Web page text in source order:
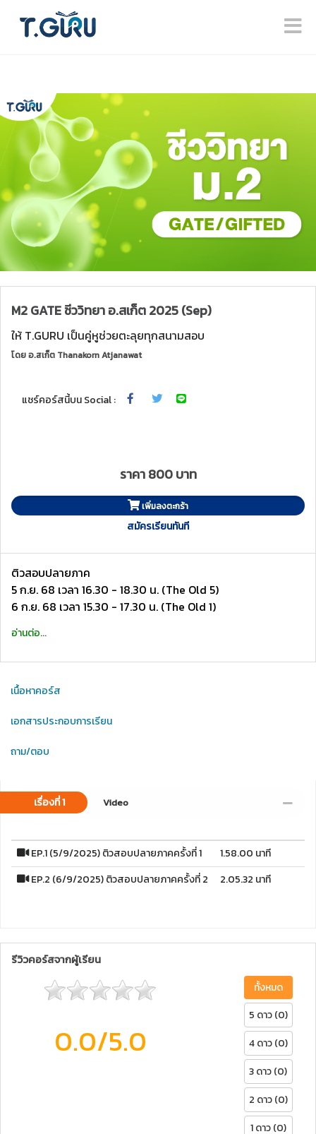
M2 GATE ชีววิทยา อ.สเก็ต 2025 (Sep)
ให้ T.GURU เป็นคู่หูช่วยตะลุยทุกสนามสอบ
โดยอ.สเก็ต Thanakorn Atjanawat
แชร์คอร์สนี้บน Social :
ราคา 800 บาท
เพิ่มลงตะกร้า
สมัครเรียนทันที
ติวสอบปลายภาค
5 ก.ย. 68 เวลา 16.30 - 18.30 น. (The Old 5)
6 ก.ย. 68 เวลา 15.30 - 17.30 น. (The Old 1)
อ่านต่อ...
เนื้อหาคอร์ส
เอกสารประกอบการเรียน
ถาม/ตอบ
เรื่องที่ 1 Video
EP.1 (5/9/2025) ติวสอบปลายภาคครั้งที่ 1
1.58.00 นาที
EP.2 (6/9/2025) ติวสอบปลายภาคครั้งที่ 2
2.05.32 นาที
รีวิวคอร์สจากผู้เรียน
0.0/5.0
ทั้งหมด
5 ดาว (0)
4 ดาว (0)
3 ดาว (0)
2 ดาว (0)
1 ดาว (0)